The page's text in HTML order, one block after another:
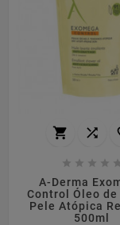
 
    
A-Derma
Control Óleo de
Pele Atópica
500ml